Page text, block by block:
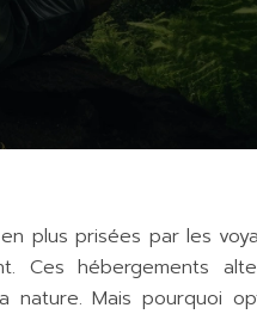
plus prisées par les
Ces hébergements
nature. Mais pourquoi